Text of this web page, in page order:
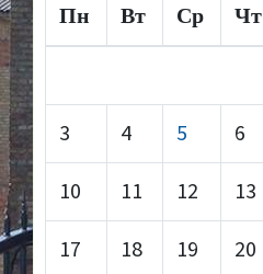
Пн Вт Ср Чт
3 4 5 6
10 11 12 13
17 18 19 20